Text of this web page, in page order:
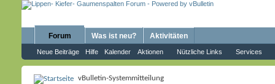
Forum
Neue Beiträge Hilfe Kalender Aktionen Nützliche Links Services
Was ist neu? Aktivitäten
vBulletin-Systemmitteilung